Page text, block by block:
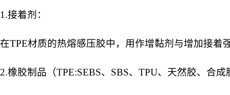
1.接着剂：
在TPE材质的热熔感压胶中，用作增黏剂与增加接着
2.橡胶制品（TPE:SEBS、SBS、TPU、天然胶、合成